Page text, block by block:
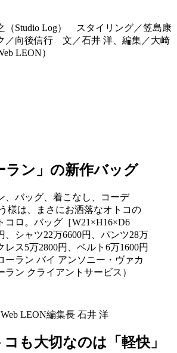
（Studio Log） スタイリング／笠島康
向後信行 文／石井 洋、編集／大崎
LEON）
ン」の新作バッグ
様は、まさにお洒落なオトコの
コロ。バッグ［W21×H16×D6
、シャツ22万6600円、パンツ28万
レス5万2800円、ベルト6万1600円
ーラン バイ アンソニー・ヴァカ
ラン クライアントサービス）
LEON編集長 石井 洋
も大切なのは「軽快」